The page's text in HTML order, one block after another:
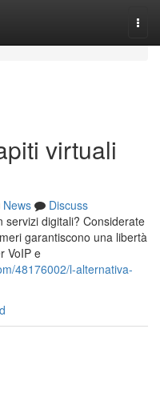
virtuali
News
Discuss
servizi digitali? Considerate
garantiscono una libertà
VoIP e
48176002/l-alternativa-